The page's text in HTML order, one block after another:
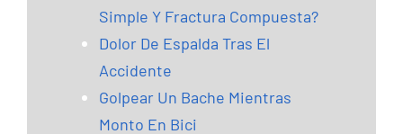
Simple Y Fractura Compuesta?
Dolor De Espalda Tras El
Accidente
Golpear Un Bache Mientras
Monto En Bici